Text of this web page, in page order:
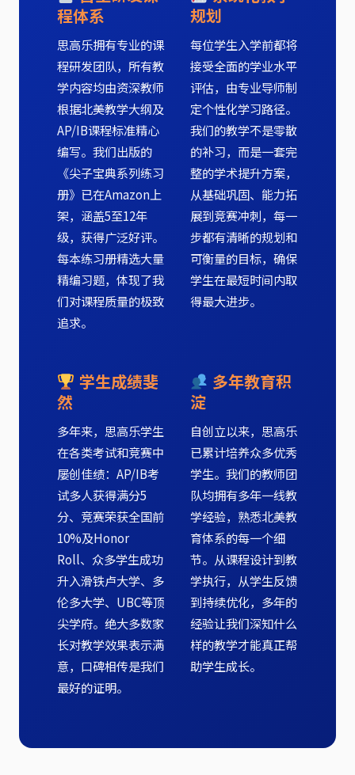
程体系
思高乐拥有专业的课
程研发团队，所有教
学内容均由资深教师
根据北美教学大纲及
AP/IB课程标准精心
编写。我们出版的
《尖子宝典系列练习
册》已在Amazon上
架，涵盖5至12年
级，获得广泛好评。
每本练习册精选大量
精编习题，体现了我
们对课程质量的极致
追求。
规划
每位学生入学前都将
接受全面的学业水平
评估，由专业导师制
定个性化学习路径。
我们的教学不是零散
的补习，而是一套完
整的学术提升方案，
从基础巩固、能力拓
展到竞赛冲刺，每一
步都有清晰的规划和
可衡量的目标，确保
学生在最短时间内取
得最大进步。
学生成绩斐
然
多年来，思高乐学生
在各类考试和竞赛中
屡创佳绩：AP/IB考
试多人获得满分5
分、竞赛荣获全国前
10%及Honor
Roll、众多学生成功
升入滑铁卢大学、多
伦多大学、UBC等顶
尖学府。绝大多数家
长对教学效果表示满
意，口碑相传是我们
最好的证明。
多年教育积
淀
自创立以来，思高乐
已累计培养众多优秀
学生。我们的教师团
队均拥有多年一线教
学经验，熟悉北美教
育体系的每一个细
节。从课程设计到教
学执行，从学生反馈
到持续优化，多年的
经验让我们深知什么
样的教学才能真正帮
助学生成长。